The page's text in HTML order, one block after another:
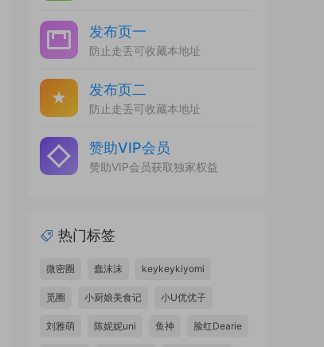
发布页一
防止走丢可收藏本地址
发布页二
防止走丢可收藏本地址
赞助VIP会员
赞助VIP会员获取独家权益
热门标签
微密圈 蠢沫沫 keykeykiyomi
觅圈 小厨娘美食记 小U优优子
刘雅萌 陈妮妮uni 鱼神 脸红Dearie